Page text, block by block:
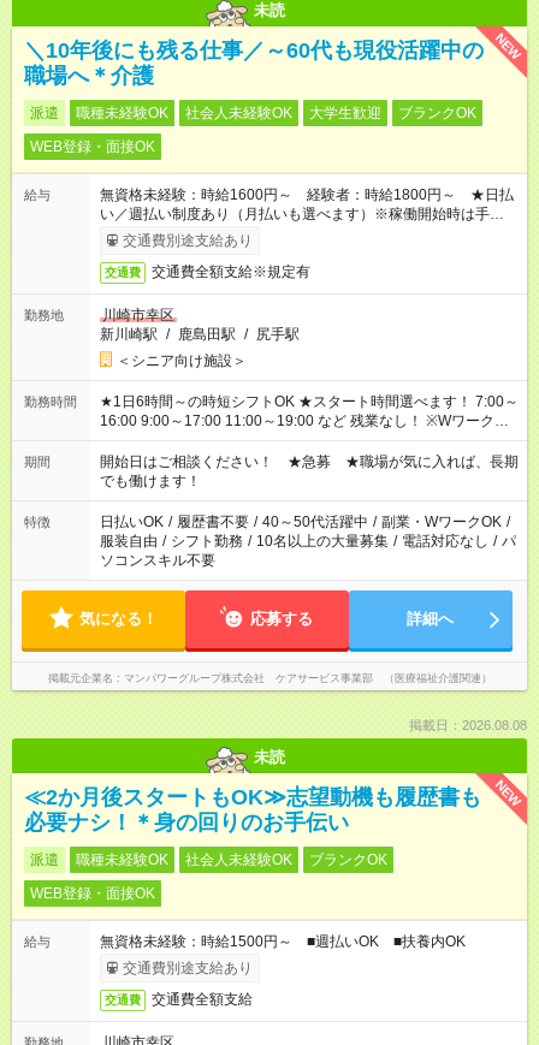
未読
NEW
＼10年後にも残る仕事／～60代も現役活躍中の
職場へ＊介護
派遣 職種未経験OK 社会人未経験OK 大学生歓迎
ブランクOK
WEB登録・面接OK
給与
無資格未経験：時給1600円～ 経験者：時給1800円～ ★日払
い／週払い制度あり（月払いも選べます）※稼働開始時は手続き
完了次第のお支払いとなります。
交通費別途支給あり
交通費 交通費全額支給※規定有
勤務地
川崎市幸区
新川崎駅 / 鹿島田駅 / 尻手駅
＜シニア向け施設＞
勤務時間
★1日6時間～の時短シフトOK ★スタート時間選べます！ 7:00～
16:00 9:00～17:00 11:00～19:00 など 残業なし！ ※Wワークの
場合、他のお仕事と合わせ週40時間超の就業はご案内できませ
ん ※法令に基づき、週20時間以上勤務は社会保険への加入対象
となります ※労働者派遣法（日雇い派遣の原則禁止）により、
短時間・短期間の就業はご案内が難しい場合があります
期間
開始日はご相談ください！ ★急募 ★職場が気に入れば、長期
でも働けます！
特徴 日払いOK / 履歴書不要 / 40～50代活躍中 / 副業・WワークOK /
服装自由 / シフト勤務 / 10名以上の大量募集 / 電話対応なし / パ
ソコンスキル不要
気になる！ 応募する 詳細へ
掲載元企業名 マンパワーグループ株式会社 ケアサービス事業部 （医療福祉介護関連）
掲載日：2026.08.08
未読
NEW
≪2か月後スタートもOK≫志望動機も履歴書も
必要ナシ！＊身の回りのお手伝い
派遣 職種未経験OK 社会人未経験OK
ブランクOK
WEB登録・面接OK
給与
無資格未経験：時給1500円～ ■週払いOK ■扶養内OK
交通費別途支給あり
交通費 交通費全額支給